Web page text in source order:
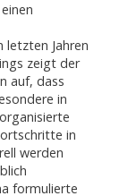
letzten Jahren
zeigt der
auf, dass
in
in
werden
formulierte